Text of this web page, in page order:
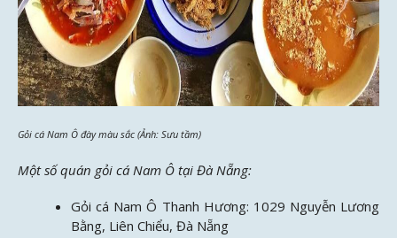
Gỏi cá Nam Ô đày màu sắc (Ảnh: Sưu tầm)
Một số quán gỏi cá Nam Ô tại Đà Nẵng:
Gỏi cá Nam Ô Thanh Hương: 1029 Nguyễn Lương
Bằng, Liên Chiểu, Đà Nẵng